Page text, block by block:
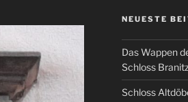
NEUESTE
Das Wappen
Schloss
Schloss